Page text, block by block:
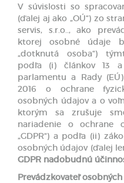
V súvislosti so
(ďalej aj ako „OÚ“) zo
servis, s.r.o.., ako
ktorej osobné údaje
„dotknutá osoba“)
podľa (i) článkov 13 a
parlamentu a Rady
2016 o ochrane
osobných údajov a o
ktorým sa zrušuje
nariadenie o ochrane
„GDPR“) a podľa (ii)
osobných údajov (ďalej
GDPR nadobudnú
Prevádzkovateľ